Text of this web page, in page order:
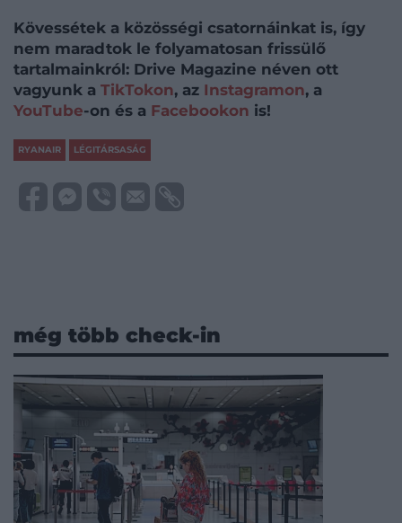
Kövessétek a közösségi csatornáinkat is, így
nem maradtok le folyamatosan frissülő
tartalmainkról: Drive Magazine néven ott
vagyunk a TikTokon, az Instagramon, a
YouTube-on és a Facebookon is!
RYANAIR LÉGITÁRSASÁG
még több check-in